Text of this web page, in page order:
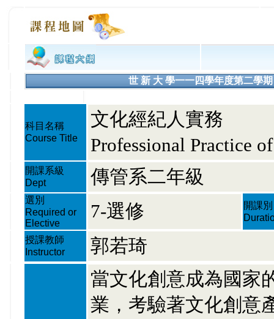
世 新 大 學一一四學年度第二學
科目名稱
Course Title
文化經紀人實務
Professional Practice
開課系級
Dept
傳管系二年級
選別
Required or
Elective
7-選修
開課別
授課教師
Instructor
郭若琦
當文化創意成為國家
業，考驗著文化創意